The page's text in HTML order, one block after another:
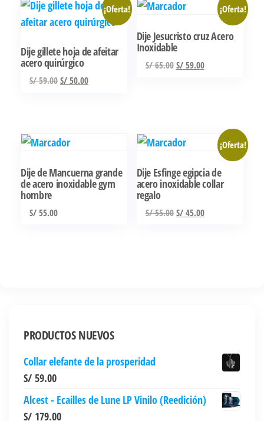
¡Oferta!
Dije gillete hoja de afeitar
acero quirúrgico
S/59.00El
S/ 59.00.
S/50.00El
¡Oferta!
Dije Jesucristo cruz Acero
Inoxidable
S/65.00 El
S/59.00El
Dije de Mancuerna grande
de acero inoxidable gym
hombre
S/55.00
¡Oferta!
Dije Esfinge egipcia de
acero inoxidable collar
regalo
S/55.00 El
S/45.00El
PRODUCTOS NUEVOS
Collar elefante de la prosperidad
S/ 59.00
Alcest - Ecailles de Lune LP Vinilo (Reedición)
S/ 179.00